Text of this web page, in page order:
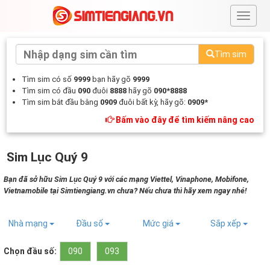
#
Tìm sim
Tìm sim có số 9999 bạn hãy gõ 9999
Tìm sim có đầu 090 đuôi 8888 hãy gõ 090*8888
Tìm sim bắt đầu bằng 0909 đuôi bất kỳ, hãy gõ: 0909*
Bấm vào đây để tìm kiếm nâng cao
Sim Lục Quý 9
Bạn đã sở hữu Sim Lục Quý 9 với các mạng Viettel, Vinaphone, Mobifone,
Vietnamobile tại Simtiengiang.vn chưa? Nếu chưa thì hãy xem ngay nhé!
Nhà mạng Đầu số Mức giá Sắp xếp
Chọn đầu số: 090 093